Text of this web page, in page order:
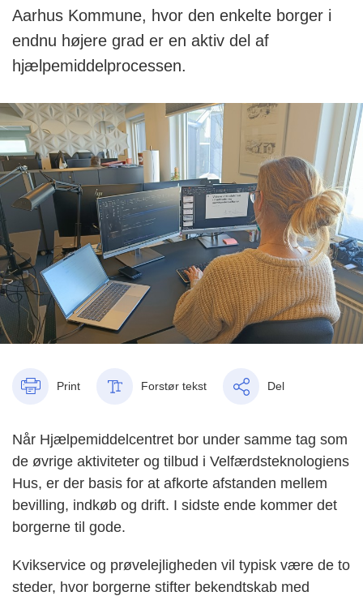
Aarhus Kommune, hvor den enkelte borger i
endnu højere grad er en aktiv del af
hjælpemiddelprocessen.
Print Forstør tekst Del
Når Hjælpemiddelcentret bor under samme tag som
de øvrige aktiviteter og tilbud i Velfærdsteknologiens
Hus, er der basis for at afkorte afstanden mellem
bevilling, indkøb og drift. I sidste ende kommer det
borgerne til gode.
Kvikservice og prøvelejligheden vil typisk være de to
steder, hvor borgerne stifter bekendtskab med